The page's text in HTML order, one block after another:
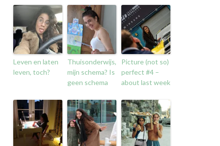
Leven en laten
leven, toch?
Thuisonderwijs,
mijn schema? Is
geen schema
Picture (not so)
perfect #4 –
about last week